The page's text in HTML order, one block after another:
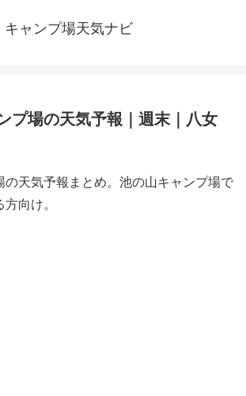
キャンプ場天気ナビ
プ場の天気予報｜週末｜八女
の天気予報まとめ。池の山キャンプ場で
向け。